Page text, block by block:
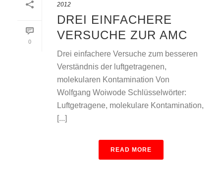
0
2012
DREI EINFACHERE
VERSUCHE ZUR AMC
Drei einfachere Versuche zum besseren
Verständnis der luftgetragenen,
molekularen Kontamination Von
Wolfgang Woiwode Schlüsselwörter:
Luftgetragene, molekulare Kontamination,
[...]
READ MORE